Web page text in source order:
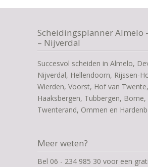
Scheidingsplanner Almelo
– Nijverdal
Succesvol scheiden in Almelo,
Nijverdal, Hellendoorn, Rijssen-
Wierden, Voorst, Hof van Twente,
Haaksbergen, Tubbergen, Borne,
Twenterand, Ommen en
Meer weten?
Bel 06 - 234 985 30 voor een